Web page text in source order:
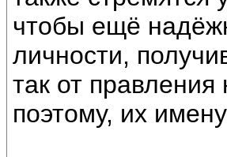
чтобы ещё
личности,
так от правления
поэтому, их